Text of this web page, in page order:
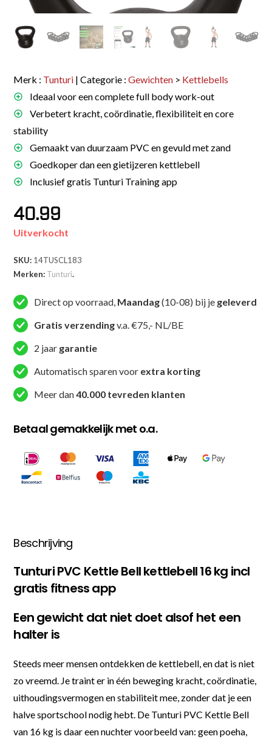
Merk : Tunturi | Categorie :Gewichten > Kettlebells
Ideaal voor een complete full body work-out
Verbetert kracht, coördinatie, flexibiliteit en core
stability
Gemaakt van duurzaam PVC en gevuld met zand
Goedkoper dan een gietijzeren kettlebell
Inclusief gratis Tunturi Training app
40.99
Uitverkocht
SKU: 14TUSCL183
Merken: Tunturi.
Direct op voorraad, Maandag(10-08) bij je geleverd
Gratis verzendingv.a. €75,- NL/BE
2 jaar garantie
Automatisch sparen voor extra korting
Meer dan40.000 tevreden klanten
Betaal gemakkelijk met o.a.
Beschrijving
Tunturi PVC Kettle Bell kettlebell 16 kg incl
gratis fitness app
Een gewicht dat niet doet alsof het een
halter is
Steeds meer mensen ontdekken de kettlebell, en dat is niet
zo vreemd. Je traint er in één beweging kracht, coördinatie,
uithoudingsvermogen en stabiliteit mee, zonder dat je een
halve sportschool nodig hebt. De Tunturi PVC Kettle Bell
van 16 kg is daar een nuchter voorbeeld van: geen poeha,